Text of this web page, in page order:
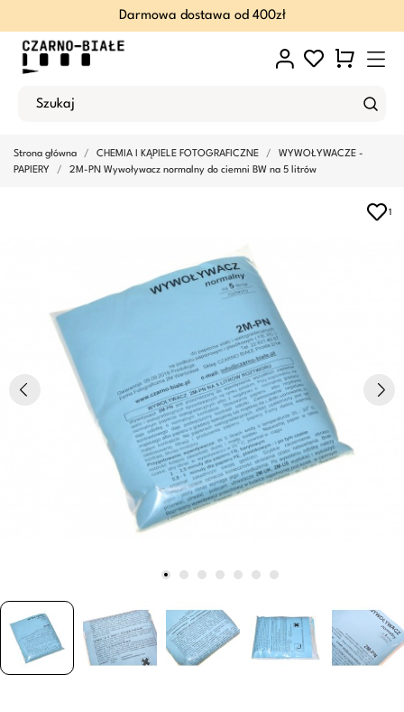
Darmowa dostawa od 400zł
Strona główna CHEMIA I KĄPIELE FOTOGRAFICZNE
WYWOŁYWACZE -
PAPIERY
2M-PN Wywoływacz normalny do ciemni BW na 5 litrów
1